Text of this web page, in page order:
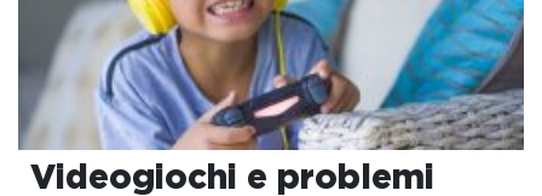
Videogiochi e problemi